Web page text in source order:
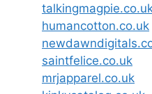
humancotton.co.uk
saintfelice.co.uk
mrjapparel.co.uk